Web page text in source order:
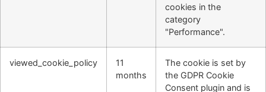
cookies in the
category
"Performance".
viewed_cookie_policy
11
months
The cookie is set by
the GDPR Cookie
Consent plugin and is